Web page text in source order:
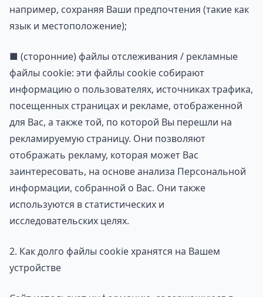
например, сохраняя Ваши предпочтения (такие как
язык и местоположение);
■ (сторонние) файлы отслеживания / рекламные
файлы cookie: эти файлы cookie собирают
информацию о пользователях, источниках трафика,
посещенных страницах и рекламе, отображенной
для Вас, а также той, по которой Вы перешли на
рекламируемую страницу. Они позволяют
отображать рекламу, которая может Вас
заинтересовать, на основе анализа Персональной
информации, собранной о Вас. Они также
используются в статистических и
исследовательских целях.
2. Как долго файлы cookie хранятся на Вашем
устройстве